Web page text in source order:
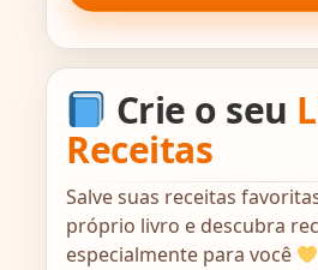
Crie o seu
Receitas
Salve suas receitas
próprio livro e descubra
especialmente para você